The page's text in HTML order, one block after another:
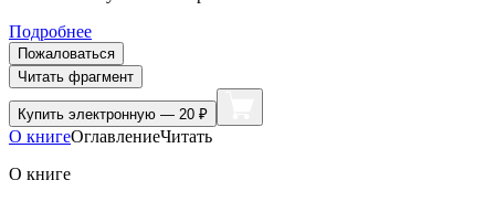
Подробнее
Пожаловаться
Читать фрагмент
Купить электронную — 20 ₽
О книгеОглавлениеЧитать
О книге